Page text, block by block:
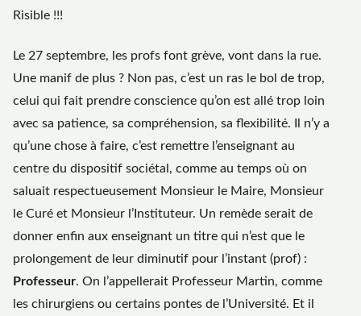
Risible !!!
Le 27 septembre, les profs font grève, vont dans la rue.
Une manif de plus ? Non pas, c’est un ras le bol de trop,
celui qui fait prendre conscience qu’on est allé trop loin
avec sa patience, sa compréhension, sa flexibilité. Il n’y a
qu’une chose à faire, c’est remettre l’enseignant au
centre du dispositif sociétal, comme au temps où on
saluait respectueusement Monsieur le Maire, Monsieur
le Curé et Monsieur l’Instituteur. Un remède serait de
donner enfin aux enseignant un titre qui n’est que le
prolongement de leur diminutif pour l’instant (prof) :
Professeur. On l’appellerait Professeur Martin, comme
les chirurgiens ou certains pontes de l’Université. Et il